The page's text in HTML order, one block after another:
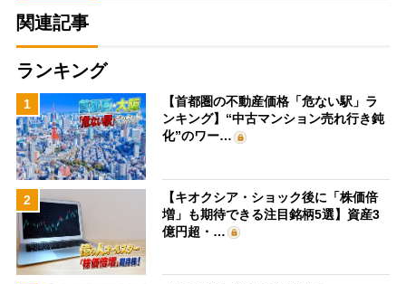
関連記事
ランキング
1
【首都圏の不動産価格「危ない駅」ラ
ンキング】“中古マンション売れ行き鈍
化”のワー…
2
【キオクシア・ショック後に「株価倍
増」も期待できる注目銘柄5選】資産3
億円超・…